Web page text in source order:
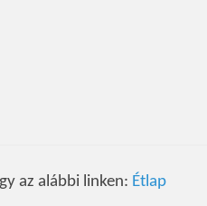
az alábbi linken: Étlap